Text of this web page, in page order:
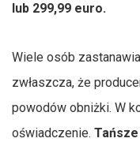
lub 299,99 euro.
Wiele osób
zwłaszcza, że
powodów obniżki. W
oświadczenie.